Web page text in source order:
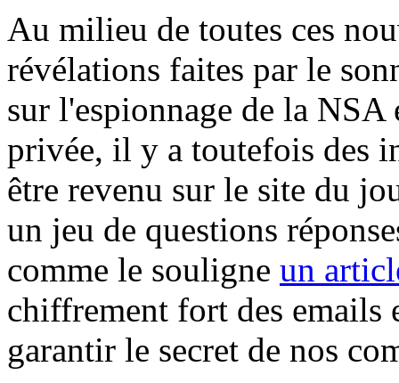
Au milieu de toutes ces
révélations faites par le
sur l'espionnage de la
privée, il y a toutefois des
être revenu sur le site du
un jeu de questions
comme le souligne un
chiffrement fort des emails
garantir le secret de nos